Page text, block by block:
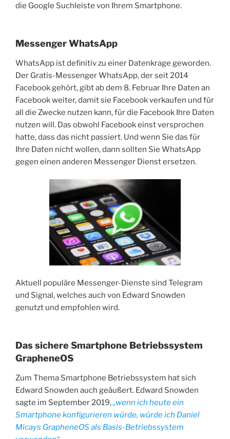
die Google Suchleiste von Ihrem Smartphone.
Messenger WhatsApp
WhatsApp ist definitiv zu einer Datenkrage geworden.
Der Gratis-Messenger WhatsApp, der seit 2014
Facebook gehört, gibt ab dem 8. Februar Ihre Daten an
Facebook weiter, damit sie Facebook verkaufen und für
all die Zwecke nutzen kann, für die Facebook Ihre Daten
nutzen will. Das obwohl Facebook einst versprochen
hatte, dass das nicht passiert. Und wenn Sie das für
Ihre Daten nicht wollen, dann sollten Sie WhatsApp
gegen einen anderen Messenger Dienst ersetzen.
Aktuell populäre Messenger-Dienste sind Telegram
und Signal, welches auch von Edward Snowden
genutzt und empfohlen wird.
Das sichere Smartphone Betriebssystem
GrapheneOS
Zum Thema Smartphone Betriebssystem hat sich
Edward Snowden auch geäußert. Edward Snowden
sagte im September 2019,„wenn ich heute ein
Smartphone konfigurieren würde, würde ich Daniel
Micays GrapheneOS als Basis-Betriebssystem